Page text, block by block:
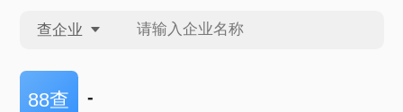
查企业
查企业
88查 -